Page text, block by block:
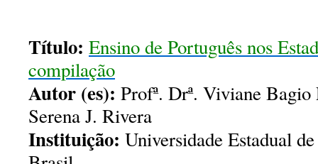
Título: Ensino de Português nos
compilação
Autor (es): Profª. Drª. Viviane
Serena J. Rivera
Instituição: Universidade Estadual